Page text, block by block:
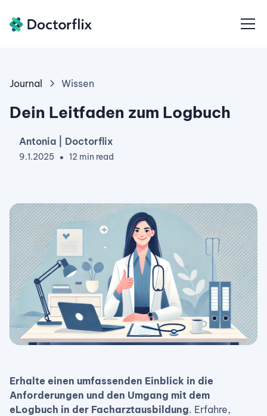
Journal Wissen
Dein Leitfaden zum Logbuch
Antonia | Doctorflix
9.1.2025 • 12 min read
Erhalte einen umfassenden Einblick in die
Anforderungen und den Umgang mit dem
eLogbuch in der Facharztausbildung. Erfahre,